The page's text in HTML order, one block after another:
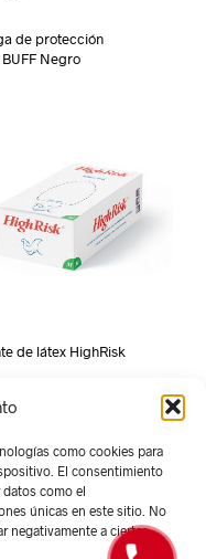
como cookies para
El consentimiento
como el
únicas en este sitio. No
negativamente a ciertas
de protección
Negro
de látex HighRisk